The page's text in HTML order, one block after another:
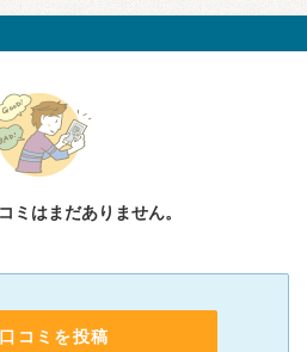
ミはまだありません。
口コミを投稿